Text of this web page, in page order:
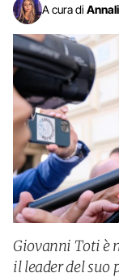
A cura di
Giovanni Toti è
il leader del suo